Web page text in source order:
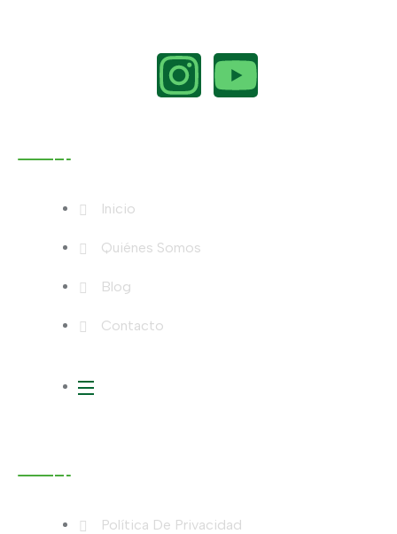
Inicio
Quiénes Somos
Blog
Contacto
Política De Privacidad